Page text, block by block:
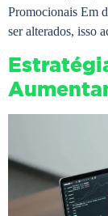
Promocionais Em
ser alterados, isso